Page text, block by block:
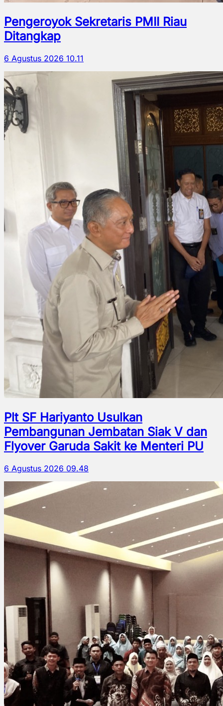
Pengeroyok Sekretaris PMII Riau
Ditangkap
6 Agustus 2026 10.11
Plt SF Hariyanto Usulkan
Pembangunan Jembatan Siak V dan
Flyover Garuda Sakit ke Menteri PU
6 Agustus 2026 09.48